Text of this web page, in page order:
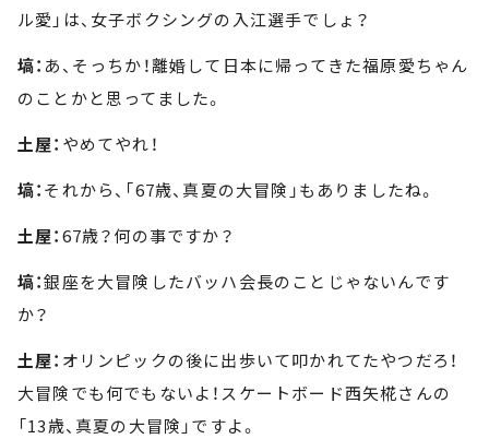
ル愛」は、女子ボクシングの入江選手でしょ？
塙： あ、そっちか！離婚して日本に帰ってきた福原愛ちゃん
のことかと思ってました。
土屋： やめてやれ！
塙：それから、「67歳、真夏の大冒険」もありましたね。
土屋：67歳？何の事ですか？
塙：銀座を大冒険したバッハ会長のことじゃないんです
か？
土屋： オリンピックの後に出歩いて叩かれてたやつだろ！
大冒険でも何でもないよ！スケートボード西矢椛さんの
「13歳、真夏の大冒険」ですよ。